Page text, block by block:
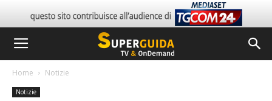
Home Notizie
Notizie